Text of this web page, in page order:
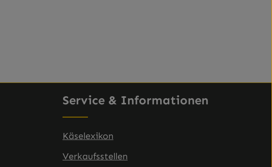
Service & Informationen
Käselexikon
Verkaufsstellen